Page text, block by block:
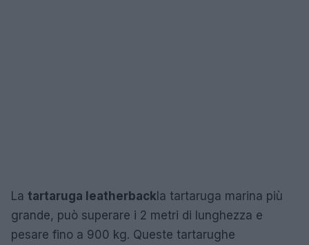
La tartaruga leatherback la tartaruga marina più
grande, può superare i 2 metri di lunghezza e
pesare fino a 900 kg. Queste tartarughe